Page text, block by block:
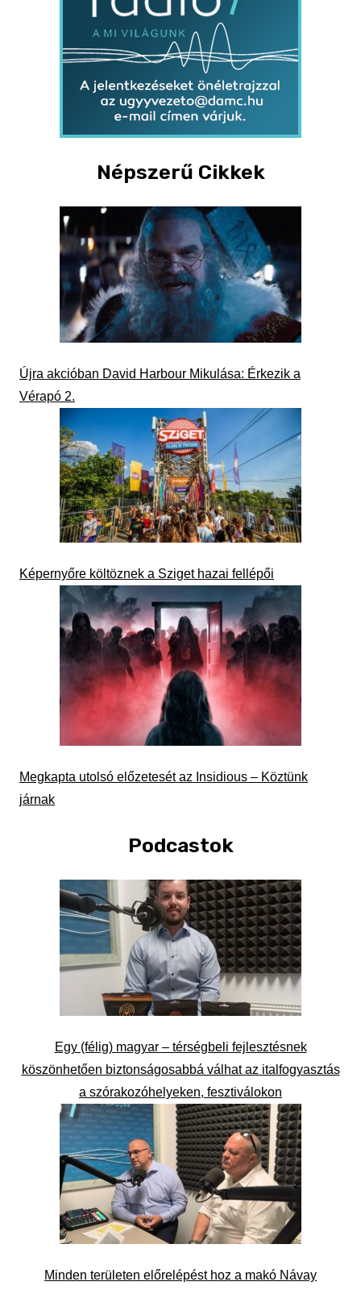
Népszerű Cikkek
Újra akcióban David Harbour Mikulása: Érkezik a
Vérapó 2.
Képernyőre költöznek a Sziget hazai fellépői
Megkapta utolsó előzetesét az Insidious – Köztünk
járnak
Podcastok
Egy (félig) magyar – térségbeli fejlesztésnek
köszönhetően biztonságosabbá válhat az italfogyasztás
a szórakozóhelyeken, fesztiválokon
Minden területen előrelépést hoz a makó Návay